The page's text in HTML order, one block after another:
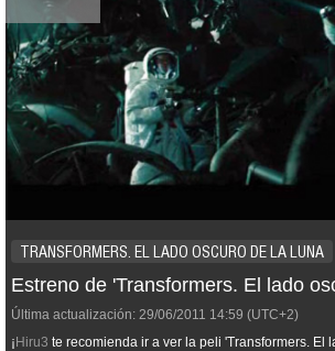
TRANSFORMERS. EL LADO OSCURO DE LA LUNA
Estreno de 'Transformers. El lado
Última actualización: 29/06/2011 14:59 (UTC+2)
¡ Hiru3 te recomienda ir a ver la peli 'Transformers. El